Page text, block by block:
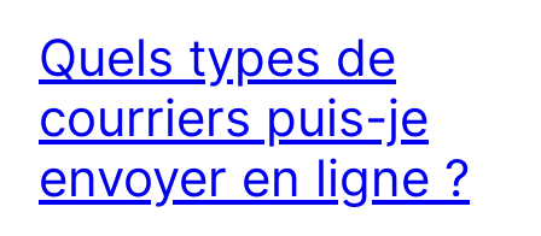
Quels types de
courriers puis-je
envoyer en ligne ?